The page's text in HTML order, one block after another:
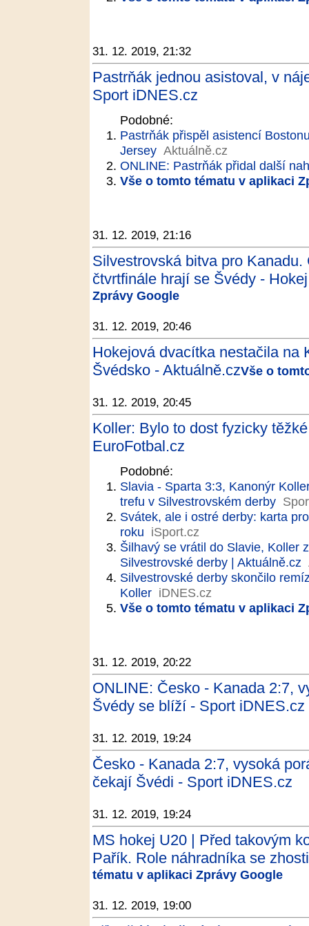
31. 12. 2019, 21:32
Pastrňák jednou asistoval, v
Sport iDNES.cz
Podobné:
Pastrňák přispěl asistencí
Jersey Aktuálně.cz
ONLINE: Pastrňák přidal další
Vše o tomto tématu v aplikaci
31. 12. 2019, 21:16
Silvestrovská bitva pro
čtvrtfinále hrají se Švédy -
Zprávy Google
31. 12. 2019, 20:46
Hokejová dvacítka nestačila na
Švédsko - Aktuálně.czVše o
31. 12. 2019, 20:45
Koller: Bylo to dost fyzicky
EuroFotbal.cz
Podobné:
Slavia - Sparta 3:3, Kanonýr
trefu v Silvestrovském derby
Svátek, ale i ostré derby: karta
roku iSport.cz
Šilhavý se vrátil do Slavie, Koller
Silvestrovské derby | Aktuálně.cz
Silvestrovské derby skončilo
Koller iDNES.cz
Vše o tomto tématu v aplikaci
31. 12. 2019, 20:22
ONLINE: Česko - Kanada 2:7,
Švédy se blíží - Sport iDNES.cz
31. 12. 2019, 19:24
Česko - Kanada 2:7, vysoká
čekají Švédi - Sport iDNES.cz
31. 12. 2019, 19:24
MS hokej U20 | Před takovým
Pařík. Role náhradníka se
tématu v aplikaci Zprávy Google
31. 12. 2019, 19:00